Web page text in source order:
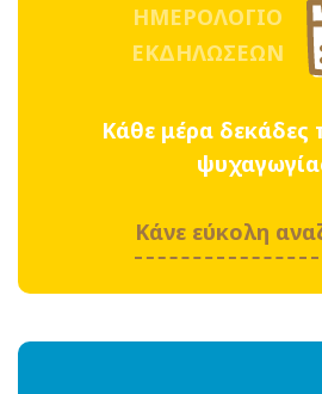
ΗΜΕΡΟΛΟΓΙΟ
ΕΚΔΗΛΩΣΕΩΝ
Κάθε μέρα δεκάδες
Κάνε εύκολη